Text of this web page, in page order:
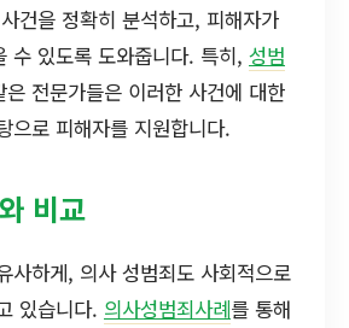
건을 정확히 분석하고, 피해자가
수 있도록 도와줍니다. 특히, 성범
은 전문가들은 이러한 사건에 대한
으로 피해자를 지원합니다.
비교
사하게, 의사 성범죄도 사회적으로
있습니다. 의사성범죄사례를 통해